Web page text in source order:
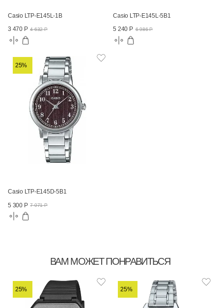
Casio LTP-E145L-1B
3 470 Р 4 632 Р
Casio LTP-E145L-5B1
5 240 Р 6 986 Р
25%
Casio LTP-E145D-5B1
5 300 Р 7 071 Р
ВАМ МОЖЕТ ПОНРАВИТЬСЯ
25% 25%